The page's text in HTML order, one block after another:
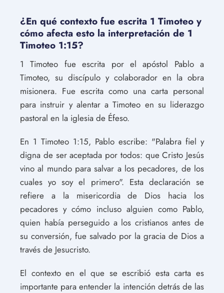
¿En qué contexto fue escrita 1 Timoteo y
cómo afecta esto la interpretación de 1
Timoteo 1:15?
1 Timoteo fue escrita por el apóstol Pablo a
Timoteo, su discípulo y colaborador en la obra
misionera. Fue escrita como una carta personal
para instruir y alentar a Timoteo en su liderazgo
pastoral en la iglesia de Éfeso.
En 1 Timoteo 1:15, Pablo escribe: "Palabra fiel y
digna de ser aceptada por todos: que Cristo Jesús
vino al mundo para salvar a los pecadores, de los
cuales yo soy el primero". Esta declaración se
refiere a la misericordia de Dios hacia los
pecadores y cómo incluso alguien como Pablo,
quien había perseguido a los cristianos antes de
su conversión, fue salvado por la gracia de Dios a
través de Jesucristo.
El contexto en el que se escribió esta carta es
importante para entender la intención detrás de las